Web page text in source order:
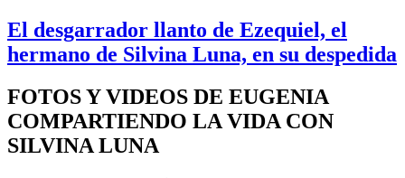
El desgarrador llanto de Ezequiel, el
hermano de Silvina Luna, en su despedida
FOTOS Y VIDEOS DE EUGENIA
COMPARTIENDO LA VIDA CON
SILVINA LUNA